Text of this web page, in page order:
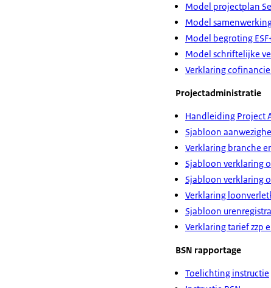
Model projectplan
Model
Model begroting
Model schriftelijke
Verklaring
Projectadministratie
Handleiding Project
Sjabloon
Verklaring branche
Sjabloon verklaring
Sjabloon verklaring
Verklaring
Sjabloon
Verklaring tarief zzp
BSN rapportage
Toelichting instructie